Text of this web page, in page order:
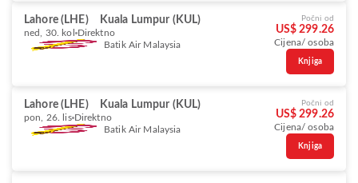
Lahore (LHE) Kuala Lumpur (KUL)
ned, 30. kol Direktno
Batik Air Malaysia
Počni od
US$ 299.26
Cijena/ osoba
Knjiga
Lahore (LHE) Kuala Lumpur (KUL)
pon, 26. lis Direktno
Batik Air Malaysia
Počni od
US$ 299.26
Cijena/ osoba
Knjiga